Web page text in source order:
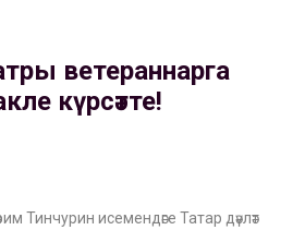
ветераннарга
күрсәтте!
Тинчурин исемендәге Татар дәүләт